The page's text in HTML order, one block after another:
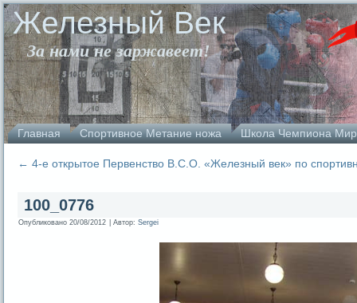
Железный Век
За нами не заржавеет!
Главная Спортивное Метание ножа Школа Чемпиона
← 4-е открытое Первенство В.С.О. «Железный век» по
100_0776
Опубликовано 20/08/2012 Автор: Sergei